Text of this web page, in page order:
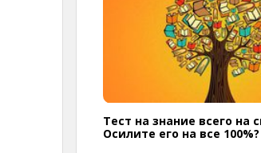
Тест на знание всего на
Осилите его на все 100%?